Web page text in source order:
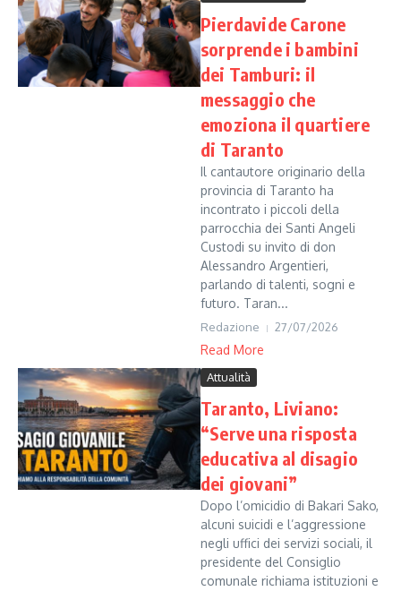
Pierdavide Carone
sorprende i bambini
dei Tamburi: il
messaggio che
emoziona il quartiere
di Taranto
Il cantautore originario della
provincia di Taranto ha
incontrato i piccoli della
parrocchia dei Santi Angeli
Custodi su invito di don
Alessandro Argentieri,
parlando di talenti, sogni e
futuro. Taran...
Redazione 27/07/2026
Read More
Attualità
Taranto, Liviano:
“Serve una risposta
educativa al disagio
dei giovani”
Dopo l’omicidio di Bakari Sako,
alcuni suicidi e l’aggressione
negli uffici dei servizi sociali, il
presidente del Consiglio
comunale richiama istituzioni e